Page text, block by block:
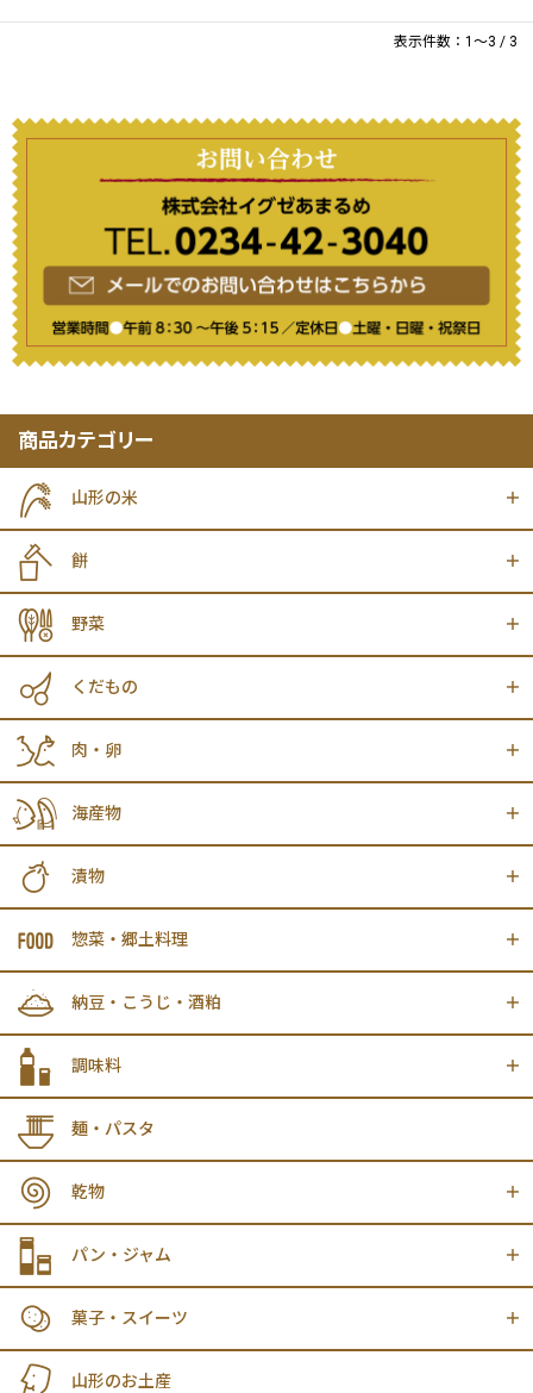
表示件数：1～3 / 3
商品カテゴリー
山形の米
餅
野菜
くだもの
肉・卵
海産物
漬物
惣菜・郷土料理
納豆・こうじ・酒粕
調味料
麺・パスタ
乾物
パン・ジャム
菓子・スイーツ
山形のお土産